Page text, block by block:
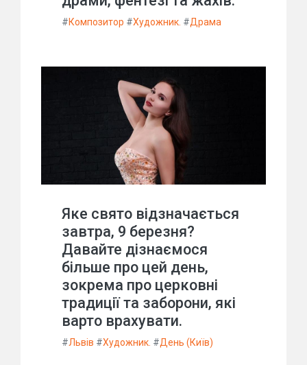
#Композитор #Художник. #Драма
Яке свято відзначається
завтра, 9 березня?
Давайте дізнаємося
більше про цей день,
зокрема про церковні
традиції та заборони, які
варто врахувати.
#Львів #Художник. #День (Київ)